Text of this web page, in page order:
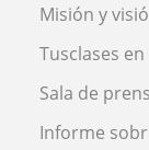
Misión y
Tusclases
Sala de
Informe